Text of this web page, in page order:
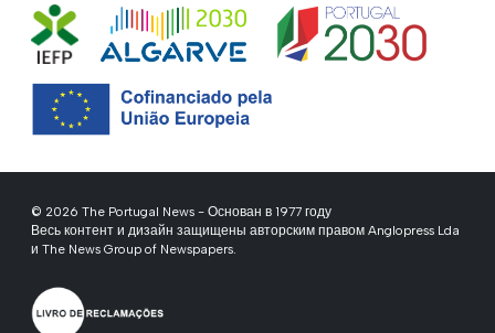
© 2026 The Portugal News - Основан в 1977 году
Весь контент и дизайн защищены авторским правом Anglopress Lda
и The News Group of Newspapers.